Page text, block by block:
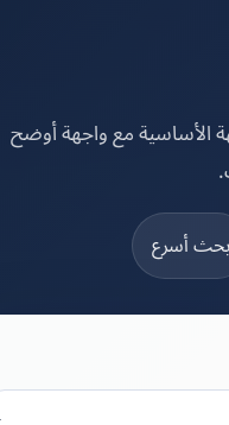
مع واجهة أوضح